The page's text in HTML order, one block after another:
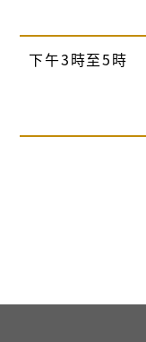
下午3時至5時